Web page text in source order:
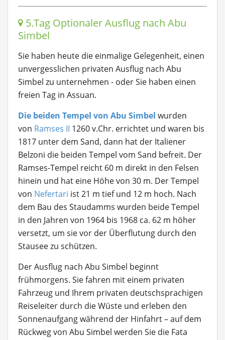
5.Tag Optionaler Ausflug nach Abu
Simbel
Sie haben heute die einmalige Gelegenheit, einen
unvergesslichen privaten Ausflug nach Abu
Simbel zu unternehmen - oder Sie haben einen
freien Tag in Assuan.
Die beiden Tempel von Abu Simbel wurden
von Ramses II 1260 v.Chr. errichtet und waren bis
1817 unter dem Sand, dann hat der Italiener
Belzoni die beiden Tempel vom Sand befreit. Der
Ramses-Tempel reicht 60 m direkt in den Felsen
hinein und hat eine Höhe von 30 m. Der Tempel
von Nefertari ist 21 m tief und 12 m hoch. Nach
dem Bau des Staudamms wurden beide Tempel
in den Jahren von 1964 bis 1968 ca. 62 m höher
versetzt, um sie vor der Überflutung durch den
Stausee zu schützen.
Der Ausflug nach Abu Simbel beginnt
frühmorgens. Sie fahren mit einem privaten
Fahrzeug und Ihrem privaten deutschsprachigen
Reiseleiter durch die Wüste und erleben den
Sonnenaufgang während der Hinfahrt – auf dem
Rückweg von Abu Simbel werden Sie die Fata